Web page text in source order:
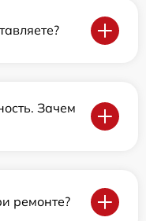
Зачем
ремонте?